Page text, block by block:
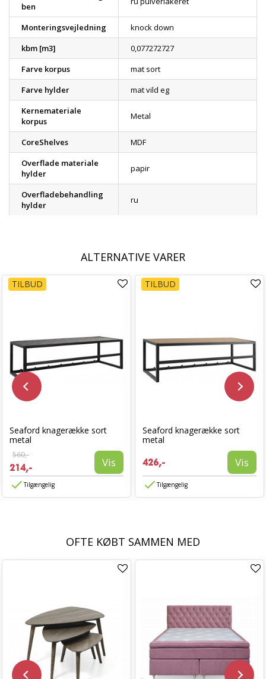
ben
Monteringsvejledning
knock down
kbm [m3]
0,077272727
Farve korpus
mat sort
Farve hylder
mat vild eg
Kernemateriale
korpus
Metal
CoreShelves
MDF
Overflade materiale
hylder
papir
Overfladebehandling
hylder
ru
ALTERNATIVE VARER
TILBUD
Seaford knagerække sort
metal
560,-
214,- Vis
Tilgængelig
TILBUD
Seaford knagerække sort
metal
426,- Vis
Tilgængelig
OFTE KØBT SAMMEN MED